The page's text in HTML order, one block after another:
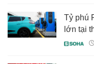
Tỷ phú
lớn tại